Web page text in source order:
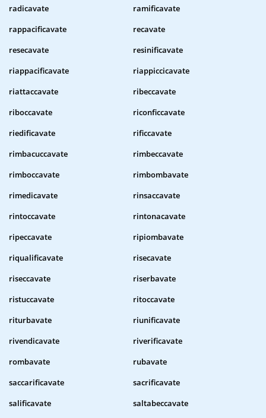
radicavate
ramificavate
rappacificavate
recavate
resecavate
resinificavate
riappacificavate
riappiccicavate
riattaccavate
ribeccavate
riboccavate
riconficcavate
riedificavate
rificcavate
rimbacuccavate
rimbeccavate
rimboccavate
rimbombavate
rimedicavate
rinsaccavate
rintoccavate
rintonacavate
ripeccavate
ripiombavate
riqualificavate
risecavate
riseccavate
riserbavate
ristuccavate
ritoccavate
riturbavate
riunificavate
rivendicavate
riverificavate
rombavate
rubavate
saccarificavate
sacrificavate
salificavate
saltabeccavate